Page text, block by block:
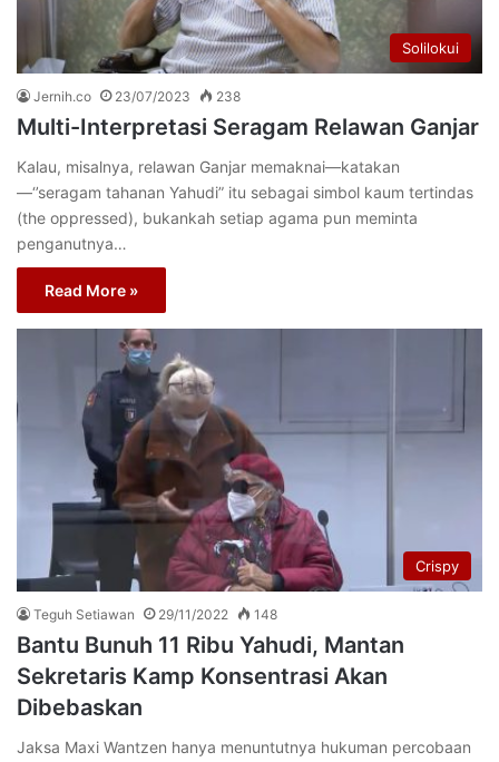
Solilokui
Jernih.co 23/07/2023 238
Multi-Interpretasi Seragam Relawan Ganjar
Kalau, misalnya, relawan Ganjar memaknai—katakan
—‘’seragam tahanan Yahudi” itu sebagai simbol kaum tertindas
(the oppressed), bukankah setiap agama pun meminta
penganutnya…
Read More »
Crispy
Teguh Setiawan 29/11/2022 148
Bantu Bunuh 11 Ribu Yahudi, Mantan
Sekretaris Kamp Konsentrasi Akan
Dibebaskan
Jaksa Maxi Wantzen hanya menuntutnya hukuman percobaan